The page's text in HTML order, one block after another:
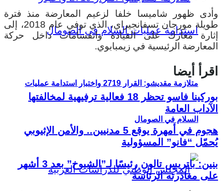
متلازمة مقديشو: القرار 2719 واختبار استدامة عمليات
السلام في الصومال
وأدى ظهور شاميسا خلفا لزعيم المعارضة منذ فترة
طويلة مورجان تسفانجيراي، الذي توفي عام 2018، إلى
إثارة معارك على القيادة وانقسامات داخل حركة
المعارضة الرئيسية في زيمبابوي.
اقرأ أيضا
بوركينا فاسو تحظر 18 فعالية ترفيهية لمخالفتها
الآداب العامة
هجوم في أمهرة يوقع 5 مدنيين.. والأمن الإثيوبي
يُحمّل “فانو” المسؤولية
بنين: باتريس تالون رئيسًا لـ”الشيوخ” بعد 3 أشهر
على مغادرته الرئاسة